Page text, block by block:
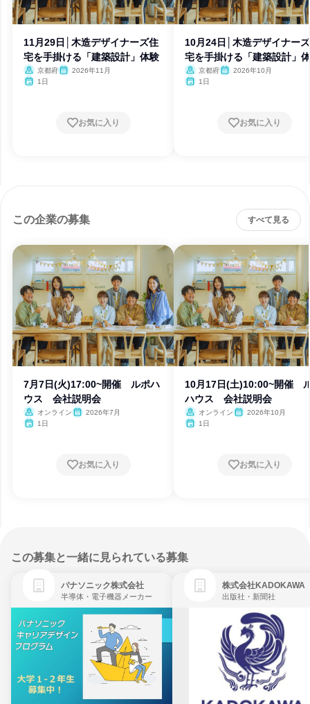
11月29日│木造デザイナーズ住
宅を手掛ける「建築設計」体験
京都府
2026年11月
1日
お気に入り
10月24日│木造デザイナー
宅を手掛ける「建築設計」
京都府
2026年10月
1日
お気に入り
この企業の募集 すべて見る
7月7日(火)17:00~開催 ルポハ
ウス 会社説明会
オンライン
2026年7月
1日
お気に入り
10月17日(土)10:00~開催
ハウス 会社説明会
オンライン
2026年10月
1日
お気に入り
この募集と一緒に見られている募集
パナソニック株式会社
半導体・電子機器メーカー
株式会社KADOKAWA
出版社・新聞社